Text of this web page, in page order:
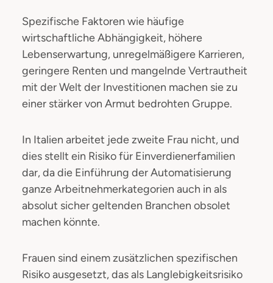
Spezifische Faktoren wie häufige
wirtschaftliche Abhängigkeit, höhere
Lebenserwartung, unregelmäßigere Karrieren,
geringere Renten und mangelnde Vertrautheit
mit der Welt der Investitionen machen sie zu
einer stärker von Armut bedrohten Gruppe.
In Italien arbeitet jede zweite Frau nicht, und
dies stellt ein Risiko für Einverdienerfamilien
dar, da die Einführung der Automatisierung
ganze Arbeitnehmerkategorien auch in als
absolut sicher geltenden Branchen obsolet
machen könnte.
Frauen sind einem zusätzlichen spezifischen
Risiko ausgesetzt, das als Langlebigkeitsrisiko